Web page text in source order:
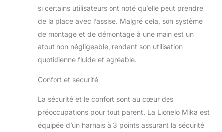
l'arrière. Elle est
également équipée
d'un réglage du
dossier en 3
permettant de
assise à la position
réglage complet du
repose-pieds
si certains utilisateurs ont noté qu’elle peut prendre
de la place avec l’assise. Malgré cela, son système
de montage et de démontage à une main est un
atout non négligeable, rendant son utilisation
quotidienne fluide et agréable.
Confort et sécurité
La sécurité et le confort sont au cœur des
préoccupations pour tout parent. La Lionelo Mika est
équipée d’un harnais à 3 points assurant la sécurité